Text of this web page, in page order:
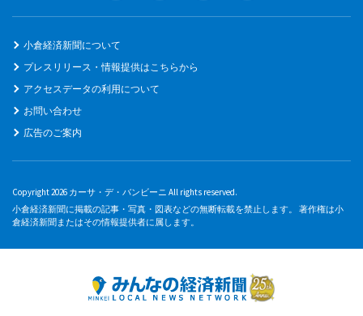
小倉経済新聞について
プレスリリース・情報提供はこちらから
アクセスデータの利用について
お問い合わせ
広告のご案内
Copyright 2026 カーサ・デ・バンビーニ All rights reserved.
小倉経済新聞に掲載の記事・写真・図表などの無断転載を禁止します。 著作権は小
倉経済新聞またはその情報提供者に属します。